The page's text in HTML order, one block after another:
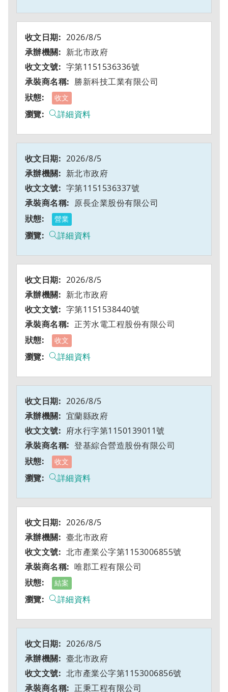
2026/8/5
新北市政府
字第1151536336號
勝新科技工業有限公司
收文
詳細資料
2026/8/5
新北市政府
字第1151536337號
原長企業股份有限公司
營業
詳細資料
2026/8/5
新北市政府
字第1151538440號
正芳水電工程股份有限公司
收文
詳細資料
2026/8/5
宜蘭縣政府
府水行字第1150139011號
登基綜合營造股份有限公司
收文
詳細資料
2026/8/5
臺北市政府
北市產業公字第1153006855號
唯郡工程有限公司
結案
詳細資料
2026/8/5
臺北市政府
北市產業公字第1153006856號
正秉工程有限公司